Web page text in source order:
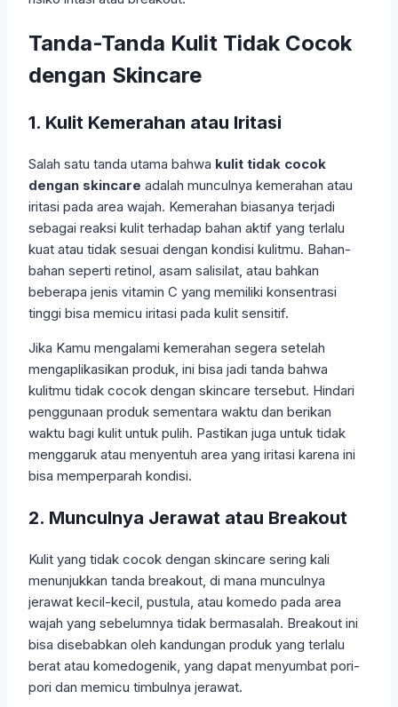
Tanda-Tanda Kulit Tidak Cocok
dengan Skincare
1. Kulit Kemerahan atau Iritasi
Salah satu tanda utama bahwa kulit tidak cocok
dengan skincare adalah munculnya kemerahan atau
iritasi pada area wajah. Kemerahan biasanya terjadi
sebagai reaksi kulit terhadap bahan aktif yang terlalu
kuat atau tidak sesuai dengan kondisi kulitmu. Bahan-
bahan seperti retinol, asam salisilat, atau bahkan
beberapa jenis vitamin C yang memiliki konsentrasi
tinggi bisa memicu iritasi pada kulit sensitif.
Jika Kamu mengalami kemerahan segera setelah
mengaplikasikan produk, ini bisa jadi tanda bahwa
kulitmu tidak cocok dengan skincare tersebut. Hindari
penggunaan produk sementara waktu dan berikan
waktu bagi kulit untuk pulih. Pastikan juga untuk tidak
menggaruk atau menyentuh area yang iritasi karena ini
bisa memperparah kondisi.
2. Munculnya Jerawat atau Breakout
Kulit yang tidak cocok dengan skincare sering kali
menunjukkan tanda breakout, di mana munculnya
jerawat kecil-kecil, pustula, atau komedo pada area
wajah yang sebelumnya tidak bermasalah. Breakout ini
bisa disebabkan oleh kandungan produk yang terlalu
berat atau komedogenik, yang dapat menyumbat pori-
pori dan memicu timbulnya jerawat.